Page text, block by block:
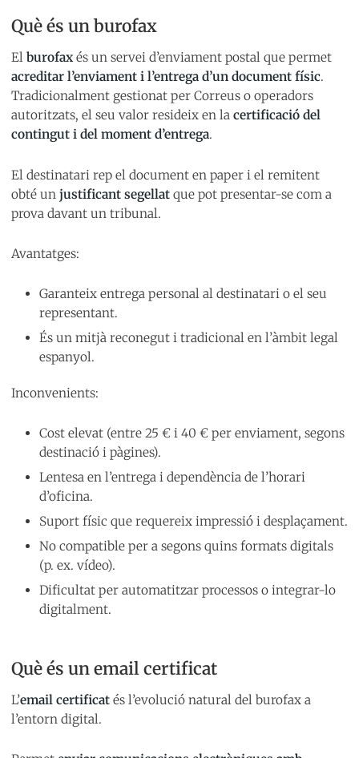
Què és un burofax
El burofaxés un servei d’enviament postal que permet
acreditar l’enviament i l’entrega d’un document físic.
Tradicionalment gestionat per Correus o operadors
autoritzats, el seu valor resideix en la certificació del
contingut i del moment d’entrega.
El destinatari rep el document en paper i el remitent
obté un justificant segellat que pot presentar-se com a
prova davant un tribunal.
Avantatges:
Garanteix entrega personal al destinatari o el seu
representant.
És un mitjà reconegut i tradicional en l’àmbit legal
espanyol.
Inconvenients:
Cost elevat (entre 25 € i 40 € per enviament, segons
destinació i pàgines).
Lentesa en l’entrega i dependència de l’horari
d’oficina.
Suport físic que requereix impressió i desplaçament.
No compatible per a segons quins formats digitals
(p. ex. vídeo).
Dificultat per automatitzar processos o integrar-lo
digitalment.
Què és un email certificat
L’email certificat és l’evolució natural del burofax a
l’entorn digital.